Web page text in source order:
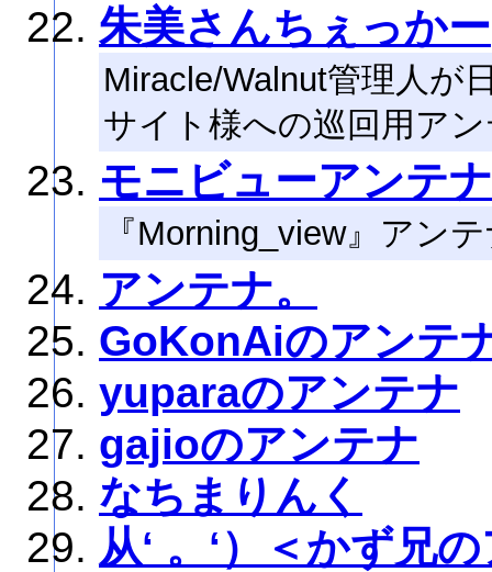
朱美さんちぇっかー
Miracle/Walnut管理人が
サイト様への巡回用ア
モニビューアンテナ
『Morning_view』アン
アンテナ。
GoKonAiのアンテ
yuparaのアンテナ
gajioのアンテナ
なちまりんく
从‘ 。‘）＜かず兄